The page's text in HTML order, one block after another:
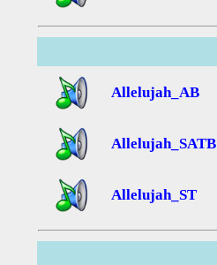
Allelujah_AB
Allelujah_SATB
Allelujah_ST